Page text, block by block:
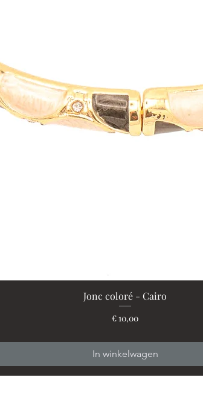
Snel overzicht
Jonc coloré - Cairo
Prijs
€ 10,00
In winkelwagen